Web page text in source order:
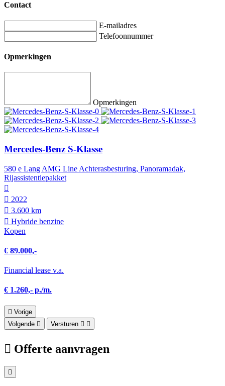
Contact
E-mailadres
Telefoonnummer
Opmerkingen
Opmerkingen
Mercedes-Benz S-Klasse
580 e Lang AMG Line Achterasbesturing, Panoramadak,
Rijassistentiepakket
2022
3.600 km
Hybride benzine
Kopen
€ 89.000,-
Financial lease v.a.
€ 1.260,- p./m.
Vorige
Volgende
Versturen
Offerte aanvragen